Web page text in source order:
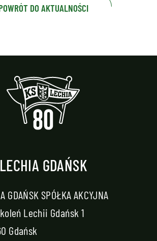
DO AKTUALNOŚCI
LECHIA GDAŃSK
GDAŃSK SPÓŁKA AKCYJNA
Lechii Gdańsk 1
Gdańsk